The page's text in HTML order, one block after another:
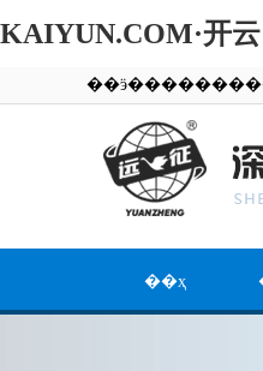
KAIYUN.COM·开
��ҳ